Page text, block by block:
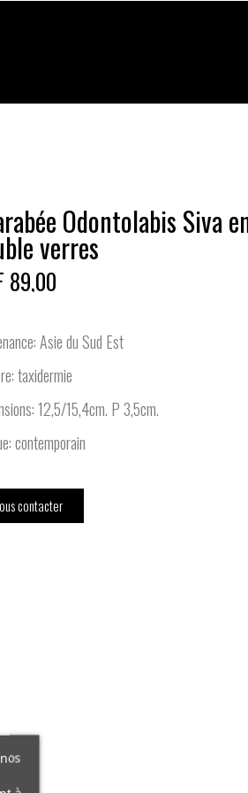
Odontolabis Siva
verres
89,00
Asie du Sud Est
taxidermie
12,5/15,4cm. P 3,5cm.
contemporain
contacter